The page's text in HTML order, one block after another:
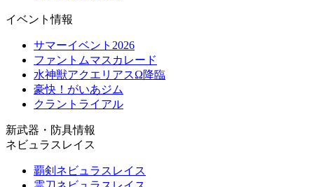
イベント情報
サマーイベント2026
ファントムマスカレード
水神獣アクエリアスΩ降臨
豪快！がいあジム
クラントライアル
新武器・防具情報
ネビュラスレイス
覇剣ネビュラスレイス